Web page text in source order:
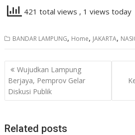
421 total views , 1 views today
BANDAR LAMPUNG, Home, JAKARTA,
Navigasi
pos
Wujudkan Lampung
Berjaya, Pemprov Gelar
Diskusi Publik
Related posts